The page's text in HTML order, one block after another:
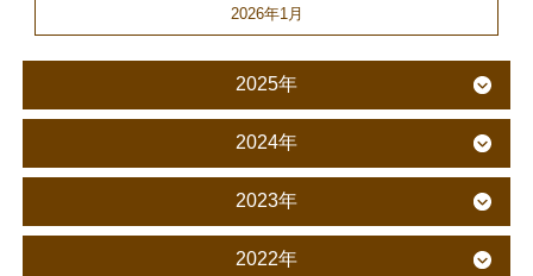
2026年1月
2025年
2024年
2023年
2022年